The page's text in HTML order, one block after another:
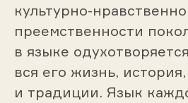
культурно-
преемственности
в языке
вся его жизнь,
и традиции. Язык